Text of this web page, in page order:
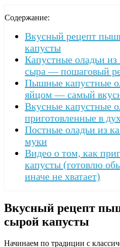
Содержание:
Вкусный рецепт
капусты
Капустные оладьи
сыра — пошаговый
Пышные капустные
яйцом — самый
Вкусные капустные
приготовленные в
Постные оладьи из
муки
Видео о том, как
капусты (готовлю
иначе не хватает)
Вкусный рецепт
сырой капусты
Начинаем по традиции с